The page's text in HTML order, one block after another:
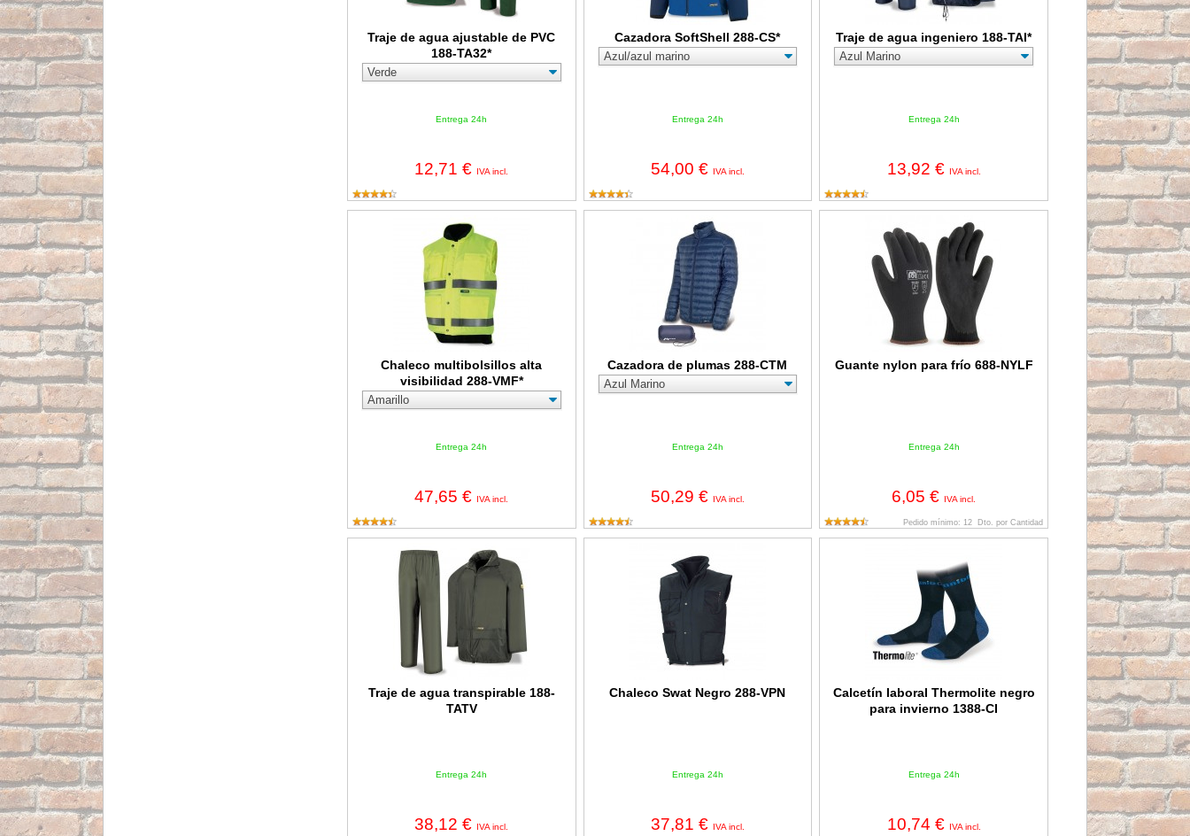
Traje de agua ajustable de PVC
188-TA32*
Entrega 24h
12,71 € IVA incl.
Cazadora SoftShell 288-CS*
Entrega 24h
54,00 € IVA incl.
Traje de agua ingeniero 188-TAI*
Entrega 24h
13,92 € IVA incl.
Chaleco multibolsillos alta
visibilidad 288-VMF*
Entrega 24h
47,65 € IVA incl.
Chaleco multibolsillos alta visibilidad 288-VMF*
Cazadora de plumas 288-CTM
Entrega 24h
50,29 € IVA incl.
Cazadora de plumas 288-CTM
Guante nylon para frío 688-NYLF
Entrega 24h
6,05 € IVA incl.
Pedido mínimo: 12 Dto. por Cantidad
Guante nylon para frío 688-NYLF
Traje de agua transpirable 188-
TATV
Entrega 24h
38,12 € IVA incl.
Traje de agua transpirable 188-TATV
Chaleco Swat Negro 288-VPN
Entrega 24h
37,81 € IVA incl.
Calcetín laboral Thermolite negro
para invierno 1388-CI
Entrega 24h
10,74 € IVA incl.
Calcetín laboral Thermolite negro para invierno 1388-CI